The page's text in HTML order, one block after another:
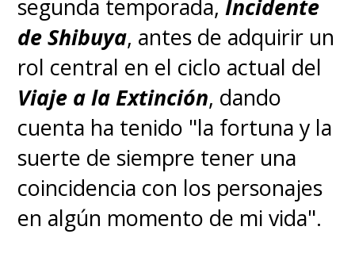
segunda temporada,Incidente
de Shibuya, antes de adquirir un
rol central en el ciclo actual del
Viaje a la Extinción, dando
cuenta ha tenido "la fortuna y la
suerte de siempre tener una
coincidencia con los personajes
en algún momento de mi vida".